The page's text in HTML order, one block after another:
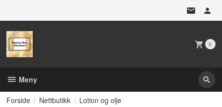
0
Meny
Forside Nettbutikk Lotion og olje